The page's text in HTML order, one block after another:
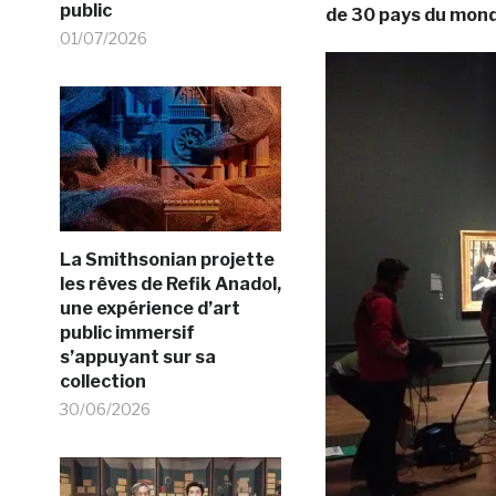
public
01/07/2026
La Smithsonian projette
les rêves de Refik Anadol,
une expérience d’art
public immersif
s’appuyant sur sa
collection
30/06/2026
de 30 pays du